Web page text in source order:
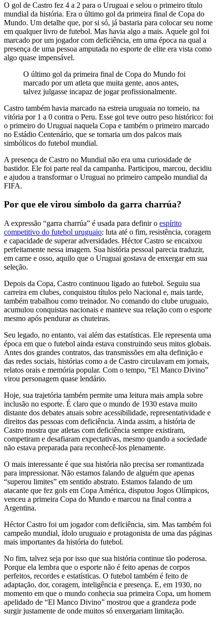
O gol de Castro fez 4 a 2 para o Uruguai e selou o primeiro título
mundial da história. Era o último gol da primeira final de Copa do
Mundo. Um detalhe que, por si só, já bastaria para colocar seu nome
em qualquer livro de futebol. Mas havia algo a mais. Aquele gol foi
marcado por um jogador com deficiência, em uma época na qual a
presença de uma pessoa amputada no esporte de elite era vista como
algo quase impensável.
O último gol da primeira final de Copa do Mundo foi
marcado por um atleta que muita gente, anos antes,
talvez julgasse incapaz de jogar profissionalmente.
Castro também havia marcado na estreia uruguaia no torneio, na
vitória por 1 a 0 contra o Peru. Esse gol teve outro peso histórico: foi
o primeiro do Uruguai naquela Copa e também o primeiro marcado
no Estádio Centenário, que se tornaria um dos palcos mais
simbólicos do futebol mundial.
A presença de Castro no Mundial não era uma curiosidade de
bastidor. Ele foi parte real da campanha. Participou, marcou, decidiu
e ajudou a transformar o Uruguai no primeiro campeão mundial da
FIFA.
Por que ele virou símbolo da garra charrúa?
A expressão “garra charrúa” é usada para definir o espírito
competitivo do futebol uruguaio: luta até o fim, resistência, coragem
e capacidade de superar adversidades. Héctor Castro se encaixou
perfeitamente nessa imagem. Sua história pessoal parecia traduzir,
em carne e osso, aquilo que o Uruguai gostava de enxergar em sua
seleção.
Depois da Copa, Castro continuou ligado ao futebol. Seguiu sua
carreira em clubes, conquistou títulos pelo Nacional e, mais tarde,
também trabalhou como treinador. No comando do clube uruguaio,
acumulou conquistas nacionais e manteve sua relação com o esporte
mesmo após pendurar as chuteiras.
Seu legado, no entanto, vai além das estatísticas. Ele representa uma
época em que o futebol ainda estava construindo seus mitos globais.
Antes dos grandes contratos, das transmissões em alta definição e
das redes sociais, histórias como a de Castro circulavam em jornais,
relatos orais e memória popular. Com o tempo, “El Manco Divino”
virou personagem quase lendário.
Hoje, sua trajetória também permite uma leitura mais ampla sobre
inclusão no esporte. É claro que o mundo de 1930 estava muito
distante dos debates atuais sobre acessibilidade, representatividade e
direitos das pessoas com deficiência. Ainda assim, a história de
Castro mostra que atletas com deficiência sempre existiram,
competiram e desafiaram expectativas, mesmo quando a sociedade
não estava preparada para reconhecê-los plenamente.
O mais interessante é que sua história não precisa ser romantizada
para impressionar. Não estamos falando de alguém que apenas
“superou limites” em sentido abstrato. Estamos falando de um
atacante que fez gols em Copa América, disputou Jogos Olímpicos,
venceu a primeira Copa do Mundo e marcou na final contra a
Argentina.
Héctor Castro foi um jogador com deficiência, sim. Mas também foi
campeão mundial, ídolo uruguaio e protagonista de uma das páginas
mais importantes da história do futebol.
No fim, talvez seja por isso que sua história continue tão poderosa.
Porque ela lembra que o esporte não é feito apenas de corpos
perfeitos, recordes e estatísticas. O futebol também é feito de
adaptação, dor, coragem, inteligência e presença. E, em 1930, no
momento em que o mundo conhecia sua primeira Copa, um homem
apelidado de “El Manco Divino” mostrou que a grandeza pode
surgir justamente de onde muitos só enxergariam limitação.